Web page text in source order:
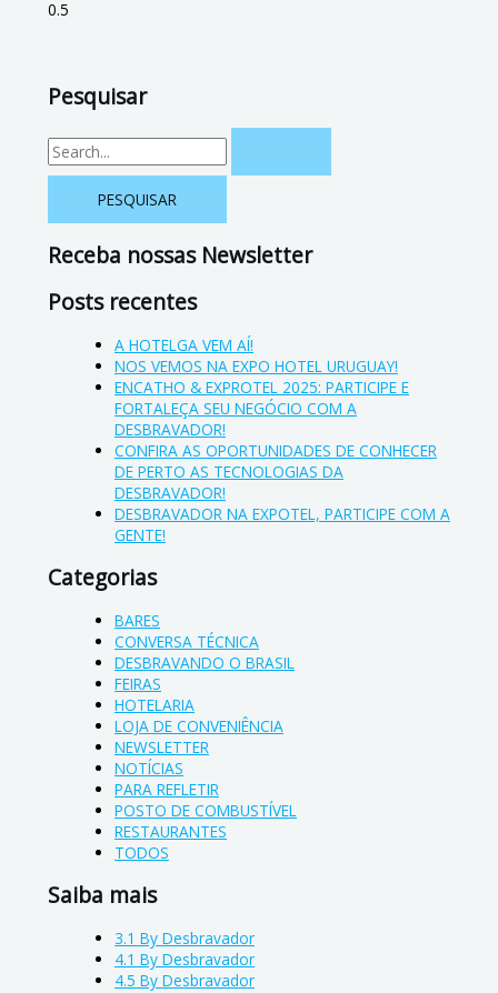
Pesquisar
Receba nossas Newsletter
Posts recentes
A HOTELGA VEM AÍ!
NOS VEMOS NA EXPO HOTEL URUGUAY!
ENCATHO & EXPROTEL 2025: PARTICIPE E
FORTALEÇA SEU NEGÓCIO COM A
DESBRAVADOR!
CONFIRA AS OPORTUNIDADES DE CONHECER
DE PERTO AS TECNOLOGIAS DA
DESBRAVADOR!
DESBRAVADOR NA EXPOTEL, PARTICIPE COM A
GENTE!
Categorias
BARES
CONVERSA TÉCNICA
DESBRAVANDO O BRASIL
FEIRAS
HOTELARIA
LOJA DE CONVENIÊNCIA
NEWSLETTER
NOTÍCIAS
PARA REFLETIR
POSTO DE COMBUSTÍVEL
RESTAURANTES
TODOS
Saiba mais
3.1 By Desbravador
4.1 By Desbravador
4.5 By Desbravador